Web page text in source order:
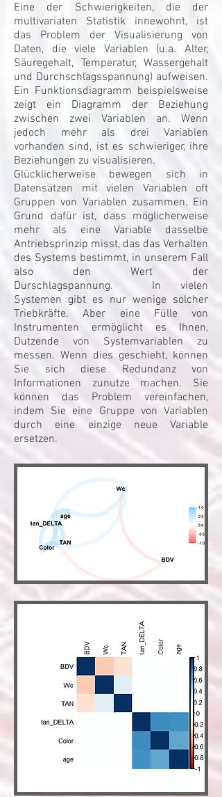
Eine der Schwierigkeiten, die der
multivariaten Statistik innewohnt, ist
das Problem der Visualisierung von
Daten, die viele Variablen (u.a. Alter,
Säuregehalt, Temperatur, Wassergehalt
und Durchschlagsspannung) aufweisen.
Ein Funktionsdiagramm beispielsweise
zeigt ein Diagramm der Beziehung
zwischen zwei Variablen an. Wenn
jedoch mehr als drei Variablen
vorhanden sind, ist es schwieriger, ihre
Beziehungen zu visualisieren.
Glücklicherweise bewegen sich in
Datensätzen mit vielen Variablen oft
Gruppen von Variablen zusammen. Ein
Grund dafür ist, dass möglicherweise
mehr als eine Variable dasselbe
Antriebsprinzip misst, das das Verhalten
des Systems bestimmt, in unserem Fall
also den Wert der
Durschlagspannung. In vielen
Systemen gibt es nur wenige solcher
Triebkräfte. Aber eine Fülle von
Instrumenten ermöglicht es Ihnen,
Dutzende von Systemvariablen zu
messen. Wenn dies geschieht, können
Sie sich diese Redundanz von
Informationen zunutze machen. Sie
können das Problem vereinfachen,
indem Sie eine Gruppe von Variablen
durch eine einzige neue Variable
ersetzen.